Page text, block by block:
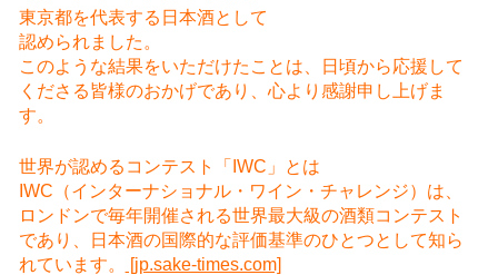
東京都を代表する日本酒として
認められました。
このような結果をいただけたことは、日頃から応援して
くださる皆様のおかげであり、心より感謝申し上げま
す。
世界が認めるコンテスト「IWC」とは
IWC（インターナショナル・ワイン・チャレンジ）は、
ロンドンで毎年開催される世界最大級の酒類コンテスト
であり、日本酒の国際的な評価基準のひとつとして知ら
れています。
[jp.sake-times.com]